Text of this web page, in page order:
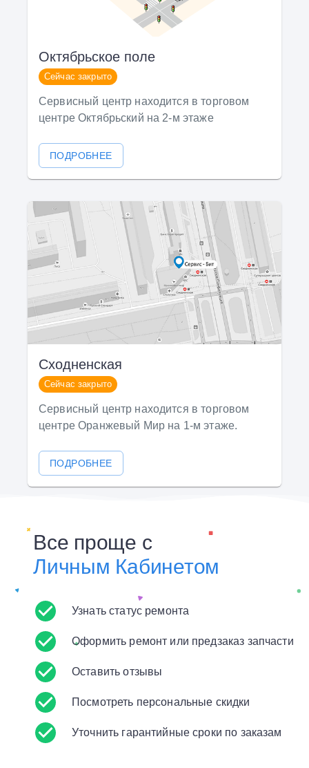
Октябрьское поле
Сейчас закрыто
Сервисный центр находится в торговом
центре Октябрьский на 2-м этаже
ПОДРОБНЕЕ
Сходненская
Сейчас закрыто
Сервисный центр находится в торговом
центре Оранжевый Мир на 1-м этаже.
ПОДРОБНЕЕ
Все проще с
Личным Кабинетом
Узнать статус ремонта
Оформить ремонт или предзаказ запчасти
Оставить отзывы
Посмотреть персональные скидки
Уточнить гарантийные сроки по заказам